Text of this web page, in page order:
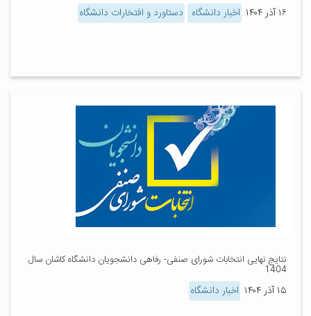
۱۶ آذر ۱۴۰۴ اخبار دانشگاه دستاورد و افتخارات دانشگاه
نتایج نهایی انتخابات شورای صنفی- رفاهی دانشجویان دانشگاه کاشان سال
1404
۱۵ آذر ۱۴۰۴ اخبار دانشگاه